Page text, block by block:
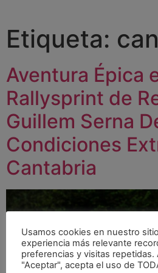
Etiqueta:
Aventura Épica
Rallysprint de
Guillem Serna
Condiciones
Cantabria
Usamos cookies en nuestro
experiencia más relevante
preferencias y visitas repetidas.
"Aceptar", acepta el uso de